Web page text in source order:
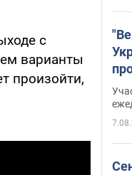
с
варианты
произойти,